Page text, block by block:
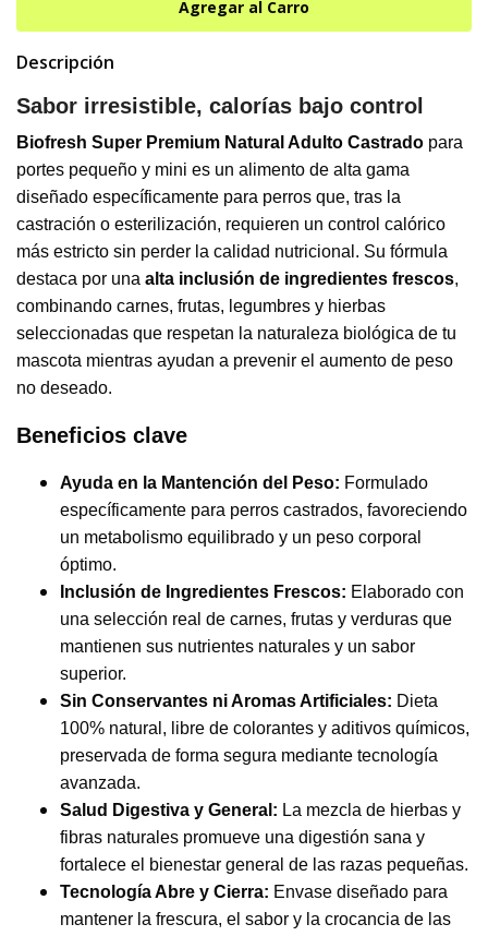
Descripción
Sabor irresistible, calorías bajo control
Biofresh Super Premium Natural Adulto Castrado para
portes pequeño y mini es un alimento de alta gama
diseñado específicamente para perros que, tras la
castración o esterilización, requieren un control calórico
más estricto sin perder la calidad nutricional. Su fórmula
destaca por una alta inclusión de ingredientes frescos,
combinando carnes, frutas, legumbres y hierbas
seleccionadas que respetan la naturaleza biológica de tu
mascota mientras ayudan a prevenir el aumento de peso
no deseado.
Beneficios clave
Ayuda en la Mantención del Peso: Formulado
específicamente para perros castrados, favoreciendo
un metabolismo equilibrado y un peso corporal
óptimo.
Inclusión de Ingredientes Frescos: Elaborado con
una selección real de carnes, frutas y verduras que
mantienen sus nutrientes naturales y un sabor
superior.
Sin Conservantes ni Aromas Artificiales: Dieta
100% natural, libre de colorantes y aditivos químicos,
preservada de forma segura mediante tecnología
avanzada.
Salud Digestiva y General: La mezcla de hierbas y
fibras naturales promueve una digestión sana y
fortalece el bienestar general de las razas pequeñas.
Tecnología Abre y Cierra: Envase diseñado para
mantener la frescura, el sabor y la crocancia de las